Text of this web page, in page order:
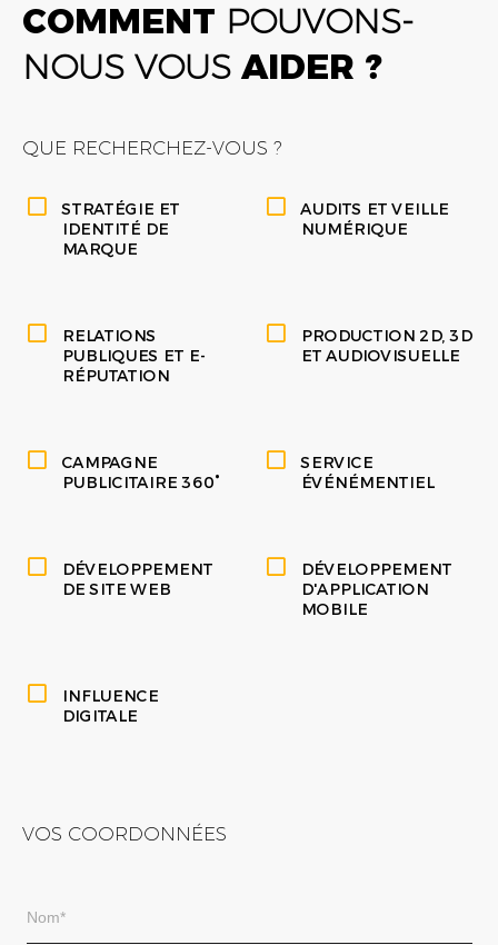
COMMENT POUVONS-
NOUS VOUS AIDER ?
QUE RECHERCHEZ-VOUS ?
STRATÉGIE ET
IDENTITÉ DE
MARQUE
AUDITS ET VEILLE
NUMÉRIQUE
RELATIONS
PUBLIQUES ET E-
RÉPUTATION
PRODUCTION 2D, 3D
ET AUDIOVISUELLE
CAMPAGNE
PUBLICITAIRE 360°
SERVICE
ÉVÉNÉMENTIEL
DÉVELOPPEMENT
DE SITE WEB
DÉVELOPPEMENT
D'APPLICATION
MOBILE
INFLUENCE
DIGITALE
VOS COORDONNÉES